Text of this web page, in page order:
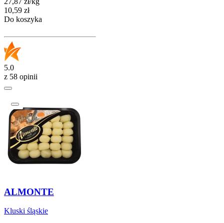
Cena
10,59 zł
Do koszyka
5.0
z 58 opinii
ALMONTE
Kluski śląskie